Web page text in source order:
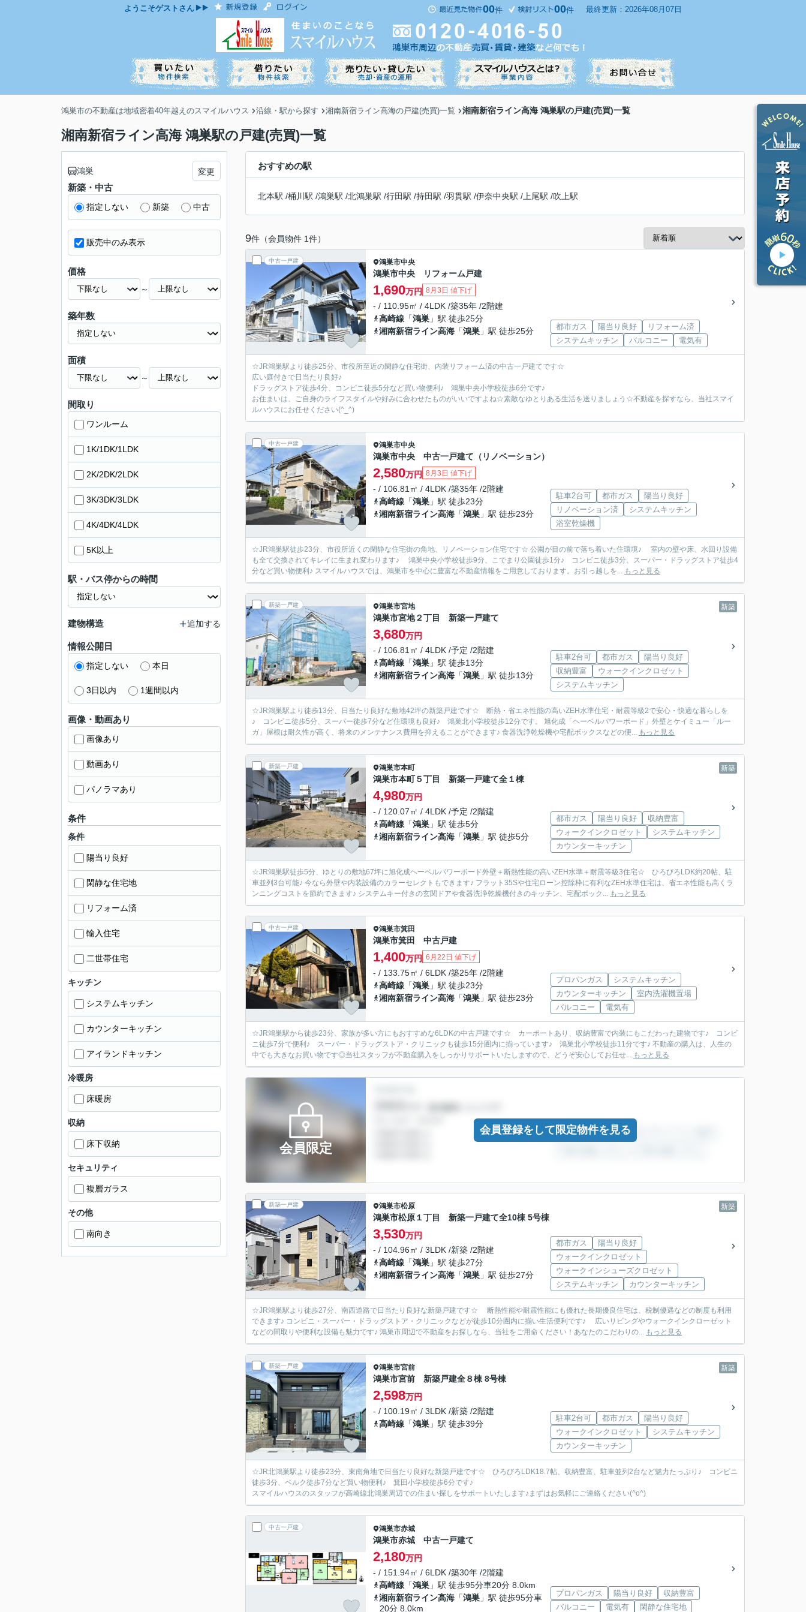
ようこそゲスト さん 00件 00件 最終更新：2026年08月07日
鴻巣市の不動産は地域密着40年越えのスマイルハウス 沿線・駅から探す 湘南新宿ライン高海の戸建(売買)一覧 湘南新宿ライン高海 鴻巣駅の戸建(売買)一覧
湘南新宿ライン高海 鴻巣駅の戸建(売買)一覧
おすすめの駅
北本駅 /桶川駅 /鴻巣駅 /北鴻巣駅 /行田駅 /持田駅 /羽貫駅 /伊奈中央駅 / 上尾駅 /吹上駅
9件（会員物件 1件）
中古一戸建 鴻巣市中央
鴻巣市中央 リフォーム戸建
1,690万円 8月3日 値下げ
- / 110.95㎡ / 4LDK /築35年 /2階建
高崎線 「鴻巣 」駅 徒歩25分
湘南新宿ライン高海 「鴻巣 」駅 徒歩25分 都市ガス 陽当り良好
リフォーム済
システムキッチン
バルコニー 電気有
☆JR鴻巣駅より徒歩25分、市役所至近の閑静な住宅街、内装リフォーム済の中古一戸建てです☆
広い庭付きで日当たり良好♪
ドラッグストア徒歩4分、コンビニ徒歩5分など買い物便利♪ 鴻巣中央小学校徒歩6分です♪
お住まいは、ご自身のライフスタイルや好みに合わせたものがいいですよね☆素敵なゆとりある生活を送りましょう☆不動産を探すなら、当社スマイ
ルハウスにお任せください(^_^)
中古一戸建 鴻巣市中央
鴻巣市中央 中古一戸建て（リノベーション）
2,580万円 8月3日 値下げ
- / 106.81㎡ / 4LDK /築35年 /2階建
高崎線 「鴻巣 」駅 徒歩23分
湘南新宿ライン高海 「鴻巣 」駅 徒歩23分
駐車2台可 都市ガス
陽当り良好
リノベーション済
システムキッチン
浴室乾燥機
☆JR鴻巣駅徒歩23分、市役所近くの閑静な住宅街の角地、リノベーション住宅です☆ 公園が目の前で落ち着いた住環境♪ 室内の壁や床、水回り設備
も全て交換されてキレイに生まれ変わります♪ 鴻巣中央小学校徒歩9分、こでまり公園徒歩1分♪ コンビニ徒歩3分、スーパー・ドラッグストア徒歩4
分など買い物便利♪ スマイルハウスでは、鴻巣市を中心に豊富な不動産情報をご用意しております。お引っ越しを... もっと見る
新築一戸建 新築
鴻巣市宮地
鴻巣市宮地２丁目 新築一戸建て
3,680万円
- / 106.81㎡ / 4LDK /予定 /2階建
高崎線 「鴻巣 」駅 徒歩13分
湘南新宿ライン高海 「鴻巣 」駅 徒歩13分
駐車2台可 都市ガス
陽当り良好
収納豊富
ウォークインクロゼット
システムキッチン
☆JR鴻巣駅より徒歩13分、日当たり良好な敷地42坪の新築戸建です☆ 断熱・省エネ性能の高いZEH水準住宅・耐震等級2で安心・快適な暮らしを
♪ コンビニ徒歩5分、スーパー徒歩7分など住環境も良好♪ 鴻巣北小学校徒歩12分です。 旭化成「ヘーベルパワーボード」外壁とケイミュー「ルー
ガ」屋根は耐久性が高く、将来のメンテナンス費用を抑えることができます♪ 食器洗浄乾燥機や宅配ボックスなどの便... もっと見る
新築一戸建 新築
鴻巣市本町
鴻巣市本町５丁目 新築一戸建て全１棟
4,980万円
- / 120.07㎡ / 4LDK /予定 /2階建
高崎線 「鴻巣 」駅 徒歩5分
湘南新宿ライン高海 「鴻巣 」駅 徒歩5分
都市ガス 陽当り良好
収納豊富
ウォークインクロゼット
システムキッチン
カウンターキッチン
☆JR鴻巣駅徒歩5分、ゆとりの敷地67坪に旭化成ヘーベルパワーボード外壁＋断熱性能の高いZEH水準＋耐震等級3住宅☆ ひろびろLDK約20帖、駐
車並列3台可能♪ 今なら外壁や内装設備のカラーセレクトもできます♪ フラット35Sや住宅ローン控除枠に有利なZEH水準住宅は、省エネ性能も高くラ
ンニングコストを節約できます♪ システムキー付きの玄関ドアや食器洗浄乾燥機付きのキッチン、宅配ボック... もっと見る
中古一戸建 鴻巣市箕田
鴻巣市箕田 中古戸建
1,400万円 6月22日 値下げ
- / 133.75㎡ / 6LDK /築25年 /2階建
高崎線 「鴻巣 」駅 徒歩23分
湘南新宿ライン高海 「鴻巣 」駅 徒歩23分
プロパンガス
システムキッチン
カウンターキッチン
室内洗濯機置場
バルコニー
電気有
☆JR鴻巣駅から徒歩23分、家族が多い方にもおすすめな6LDKの中古戸建です☆ カーポートあり、収納豊富で内装にもこだわった建物です♪ コンビ
ニ徒歩7分で便利♪ スーパー・ドラッグストア・クリニックも徒歩15分圏内に揃っています♪ 鴻巣北小学校徒歩11分です♪ 不動産の購入は、人生の
中でも大きなお買い物です◎当社スタッフが不動産購入をしっかりサポートいたしますので、どうぞ安心してお任せ... もっと見る
会員限定
会員登録をして限定物件を見る
新築一戸建 新築
鴻巣市松原
鴻巣市松原１丁目 新築一戸建て全10棟 5号棟
3,530万円
- / 104.96㎡ / 3LDK /新築 /2階建
高崎線 「鴻巣 」駅 徒歩27分
湘南新宿ライン高海 「鴻巣 」駅 徒歩27分
都市ガス
陽当り良好
ウォークインクロゼット
ウォークインシューズクロゼット
システムキッチン
カウンターキッチン
☆JR鴻巣駅より徒歩27分、南西道路で日当たり良好な新築戸建です☆ 断熱性能や耐震性能にも優れた長期優良住宅は、税制優遇などの制度も利用
できます♪ コンビニ・スーパー・ドラッグストア・クリニックなどが徒歩10分圏内に揃い生活便利です♪ 広いリビングやウォークインクローゼット
などの間取りや便利な設備も魅力です♪ 鴻巣市周辺で不動産をお探しなら、当社をご用命ください！あなたのこだわりの... もっと見る
新築一戸建 新築
鴻巣市宮前
鴻巣市宮前 新築戸建全８棟 8号棟
2,598万円
- / 100.19㎡ / 3LDK /新築 /2階建
高崎線 「鴻巣 」駅 徒歩39分
駐車2台可 都市ガス
陽当り良好
ウォークインクロゼット
システムキッチン
カウンターキッチン
☆JR北鴻巣駅より徒歩23分、東南角地で日当たり良好な新築戸建です☆ ひろびろLDK18.7帖、収納豊富、駐車並列2台など魅力たっぷり♪ コンビニ
徒歩3分、ベルク徒歩7分など買い物便利♪ 箕田小学校徒歩6分です♪
スマイルハウスのスタッフが高崎線北鴻巣周辺での住まい探しをサポートいたします♪まずはお気軽にご連絡ください(^o^)
中古一戸建 鴻巣市赤城
鴻巣市赤城 中古一戸建て
2,180万円
- / 151.94㎡ / 6LDK /築30年 /2階建
高崎線 「鴻巣 」駅 徒歩95分車20分 8.0km
湘南新宿ライン高海 「鴻巣 」駅 徒歩95分車
20分 8.0km
プロパンガス 陽当り良好
収納豊富
バルコニー
電気有 閑静な住宅地
鴻巣 変更
新築・中古
指定しない 新築 中古
販売中のみ表示
価格
～
築年数
面積
～
間取り
ワンルーム
1K/1DK/1LDK
2K/2DK/2LDK
3K/3DK/3LDK
4K/4DK/4LDK
5K以上
駅・バス停からの時間
建物構造 追加する
情報公開日
指定しない 本日
3日以内 1週間以内
画像・動画あり
画像あり
動画あり
パノラマあり
条件
条件
陽当り良好
閑静な住宅地
リフォーム済
輸入住宅
二世帯住宅
キッチン
システムキッチン
カウンターキッチン
アイランドキッチン
冷暖房
床暖房
収納
床下収納
セキュリティ
複層ガラス
その他
南向き